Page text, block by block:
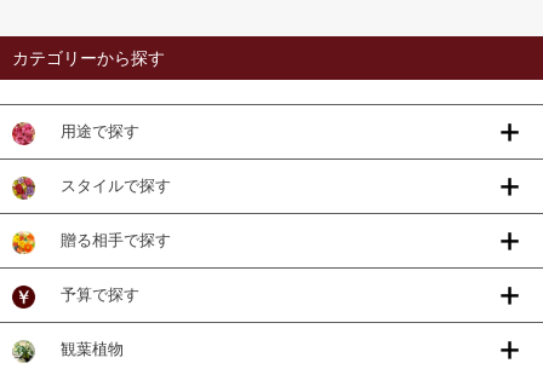
カテゴリーから探す
用途で探す
スタイルで探す
贈る相手で探す
予算で探す
観葉植物